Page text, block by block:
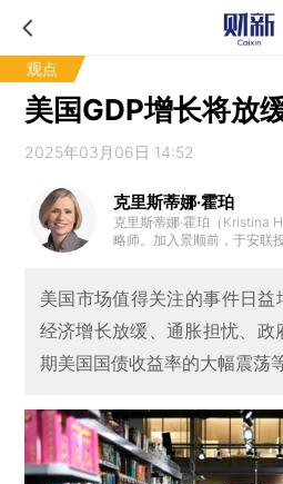
观点
美国GDP增长将放
2025年03月06日 14:52
克里斯蒂娜·霍珀
克里斯蒂娜·霍珀（Kristina
略师。加入景顺前，于安联
CAIA)、注册投资管理分析
的专业资格。
美国市场值得关注的事件日
经济增长放缓、通胀担忧、政
期美国国债收益率的大幅震荡